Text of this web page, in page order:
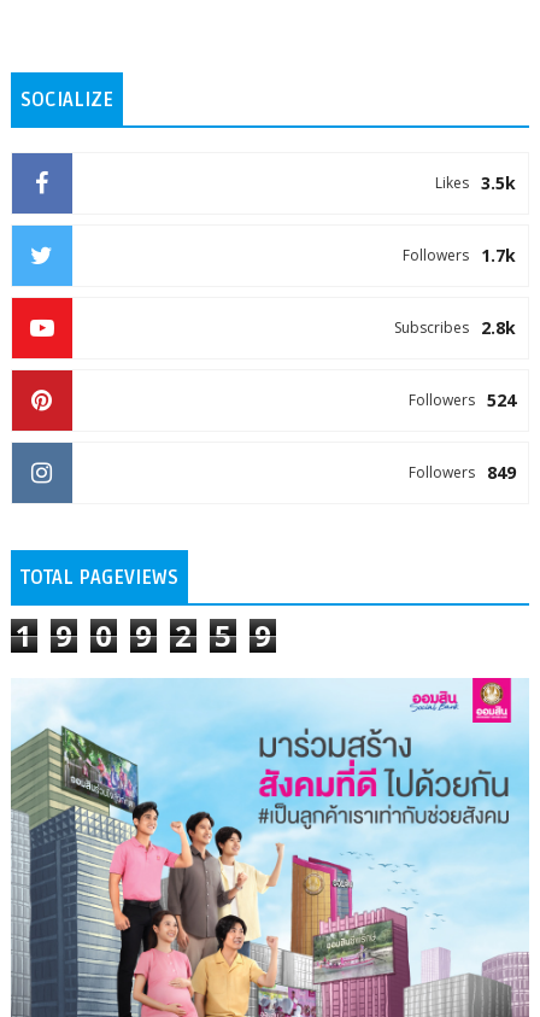
SOCIALIZE
3.5k
Likes
1.7k
Followers
2.8k
Subscribes
524
Followers
849
Followers
TOTAL PAGEVIEWS
1 9 0 9 2 5 9